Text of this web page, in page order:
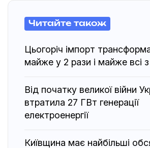
Читайте також
Цьогоріч імпорт
майже у 2 рази і майже всі
Від початку великої війни
втратила 27 ГВт генерації
електроенергії
Київщина має найбільші